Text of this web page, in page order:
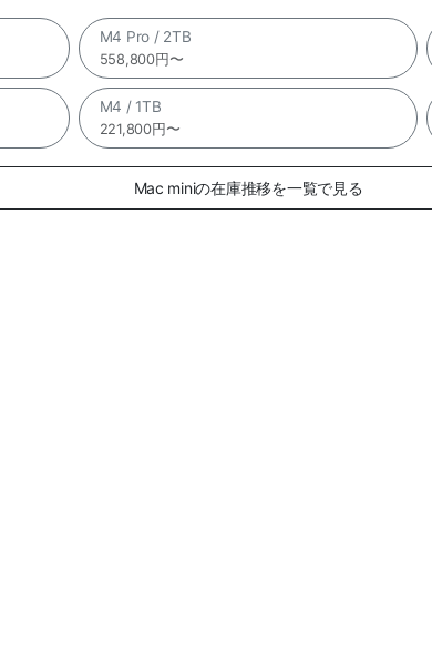
M4 Pro / 2TB
558,800円〜
M4 / 1TB
221,800円〜
Mac miniの在庫推移を一覧で見る